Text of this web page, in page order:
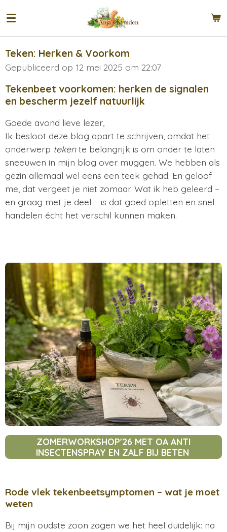
Ga
direct
naar
de
hoofdinhoud
Teken: Herken & Voorkom
Gepubliceerd op 12 mei 2025 om 22:07
Tekenbeet voorkomen: herken de signalen
en bescherm jezelf natuurlijk
Goede avond lieve lezer,
Ik besloot deze blog apart te schrijven, omdat het
onderwerp tekente belangrijk is om onder te laten
sneeuwen in mijn blog over muggen. We hebben als
gezin allemaal wel eens een teek gehad. En geloof
me, dat vergeet je niet zomaar. Wat ik heb geleerd –
en graag met je deel – is dat goed opletten en snel
handelen écht het verschil kunnen maken.
ZOMERWORKSHOP'26 MET OA ANTI
INSECTENSPRAY EN ZALF BIJ BETEN
Rode vlek tekenbeetsymptomen – wat je moet
weten
Bij mijn oudste zoon zagen we het heel duidelijk: na